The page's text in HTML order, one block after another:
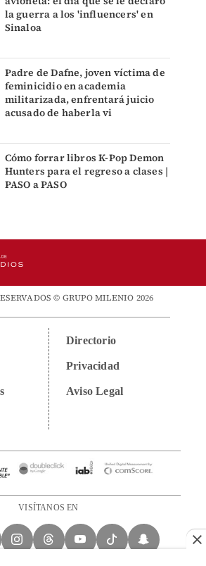
la guerra a los 'influencers' en
Sinaloa
Padre de Dafne, joven víctima de
feminicidio en academia
militarizada, enfrentará juicio
acusado de haberla vi
Cómo forrar libros K-Pop Demon
Hunters para el regreso a clases |
PASO a PASO
© GRUPO MILENIO 2026
Directorio
Privacidad
Aviso Legal
VISÍTANOS EN